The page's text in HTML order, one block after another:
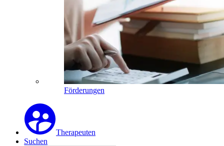
Förderungen
Therapeuten
Suchen